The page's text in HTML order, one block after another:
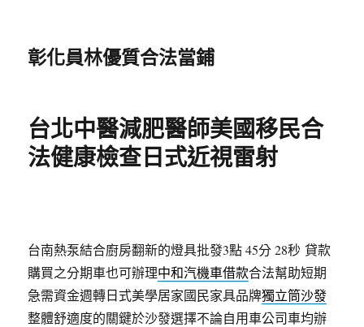
彰化員林優質合法當鋪
台北中醫減肥醫師美國移民合
法健康檢查日式近視雷射
台南熱泵結合廚房翻新的燈具批發3點 45分 28秒 貸款
購買之分期車也可辦理中和汽機車借款合法幫助短期
急需資金週轉日式美學居家國民家具品牌獨立筒沙發
整體舒適度的關鍵於沙發選擇不論自用車公司車均辦